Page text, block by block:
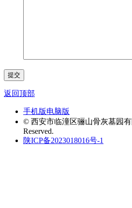
返回顶部
手机版电脑版
© 西安市临潼区骊山骨灰墓园
Reserved.
陕ICP备2023018016号-1